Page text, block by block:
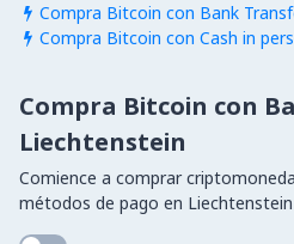
 Compra Bitcoin con Bank
 Compra Bitcoin con Cash in
Compra Bitcoin con
Liechtenstein
Comience a comprar
métodos de pago en Liechtenstein